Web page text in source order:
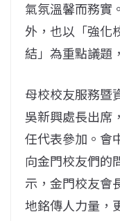
氣氛溫馨而務實
外，也以「強化
結」為重點議題
母校校友服務暨
吳新興處長出席
任代表參加。會
向金門校友們的
示，金門校友會
地銘傳人力量，